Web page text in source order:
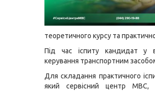
теоретичного курсу та
Під час іспиту кандидат у
керування транспортним
Для складання практичного
який сервісний центр МВС,